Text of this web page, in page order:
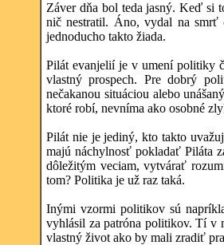
Záver dňa bol teda jasný. Keď si
nič nestratil. Áno, vydal na
jednoducho takto žiada.
Pilát evanjelií je v umení politiky
vlastný prospech. Pre dobrý
nečakanou situáciou alebo
ktoré robí, nevníma ako osobné
Pilát nie je jediný, kto takto
majú náchylnosť pokladať Piláta
dôležitým veciam, vytvárať
tom? Politika je už raz taká.
Inými vzormi politikov sú
vyhlásil za patróna politikov. Tí v
vlastný život ako by mali zradiť